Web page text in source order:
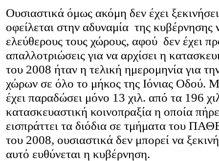
Ουσιαστικά όμως ακόμη δεν έχει
οφείλεται στην αδυναμία της κυβέρνησης
ελεύθερους τους χώρους, αφού δεν έχει
απαλλοτριώσεις για να αρχίσει η
του 2008 ήταν η τελική ημερομηνία για
χώρων σε όλο το μήκος της Ιόνιας Οδού.
έχει παραδώσει μόνο 13 χιλ. από τα 196
κατασκευαστική κοινοπραξία η οποία
εισπράττει τα διόδια σε τμήματα του
του 2008, ουσιαστικά δεν μπορεί να
αυτό ευθύνεται η κυβέρνηση.